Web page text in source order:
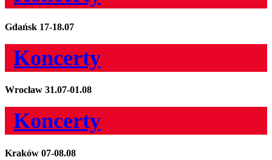
Gdańsk 17-18.07
Koncerty
Wrocław 31.07-01.08
Koncerty
Kraków 07-08.08